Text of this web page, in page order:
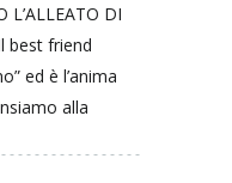
L’ALLEATO DI
best friend
ed è l’anima
alla